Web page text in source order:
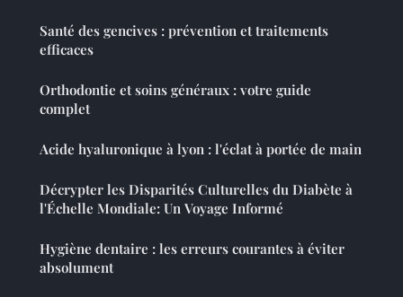
Santé des gencives : prévention et traitements
efficaces
Orthodontie et soins généraux : votre guide
complet
Acide hyaluronique à lyon : l'éclat à portée de main
Décrypter les Disparités Culturelles du Diabète à
l'Échelle Mondiale: Un Voyage Informé
Hygiène dentaire : les erreurs courantes à éviter
absolument